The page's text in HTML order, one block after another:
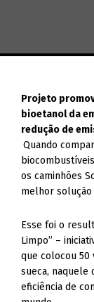
Projeto
bioetanol da
redução de
Quando
os caminhões
melhor solução
Esse foi o
Limpo” –
que colocou 50
sueca, naquele
eficiência de